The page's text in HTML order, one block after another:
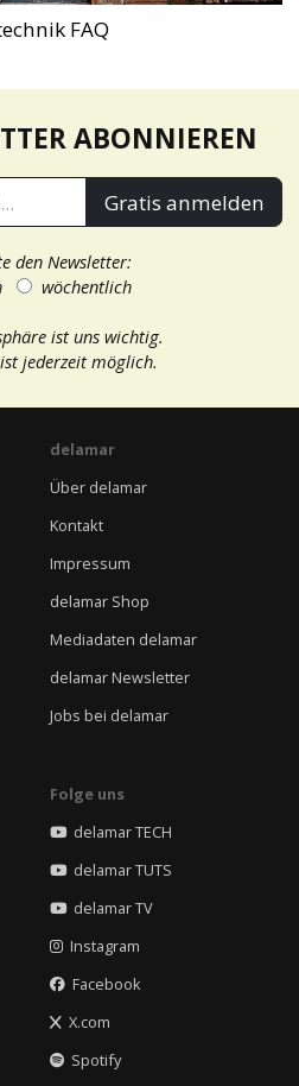
FAQ
ABONNIEREN
Gratis anmelden
den Newsletter:
wöchentlich
ist uns wichtig.
jederzeit möglich.
delamar
Über delamar
Kontakt
Impressum
delamar Shop
Mediadaten delamar
delamar Newsletter
Jobs bei delamar
Folge uns
delamar TECH
delamar TUTS
delamar TV
Instagram
Facebook
X.com
Spotify